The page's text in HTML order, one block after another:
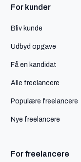
For kunder
Bliv kunde
Udbyd opgave
Få en kandidat
Alle freelancere
Populære freelancere
Nye freelancere
For freelancere